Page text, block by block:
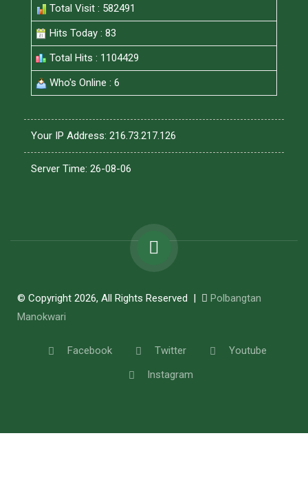
Total Visit : 582491
Hits Today : 83
Total Hits : 1104429
Who's Online : 6
Your IP Address: 216.73.217.126
Server Time: 26-08-06
© Copyright 2026, All Rights Reserved |
Polbangtan
Manokwari
Facebook Twitter
Youtube
Instagram